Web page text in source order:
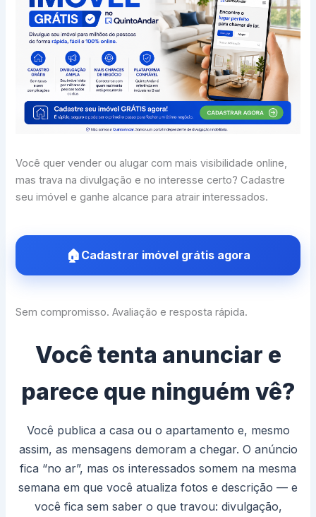
Você quer vender ou alugar com mais visibilidade online,
mas trava na divulgação e no interesse certo? Cadastre
seu imóvel e ganhe alcance para atrair interessados.
Cadastrar imóvel grátis agora
Sem compromisso. Avaliação e resposta rápida.
Você tenta anunciar e
parece que ninguém vê?
Você publica a casa ou o apartamento e, mesmo
assim, as mensagens demoram a chegar. O anúncio
fica “no ar”, mas os interessados somem na mesma
semana em que você atualiza fotos e descrição — e
você fica sem saber o que travou: divulgação,